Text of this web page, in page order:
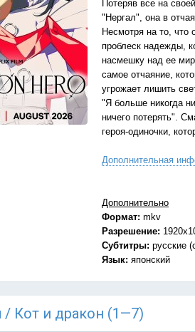
Потеряв все на
"Нергал", она в
Несмотря на то, что
проблеск надежды,
насмешку над ее
самое отчаяние,
угрожает лишить
"Я больше никогда
ничего потерять".
героя-одиночки,
Дополнительная
Дополнительно
Формат: mkv
Разрешение:
Субтитры: русские
Язык: японский
/ Кот и дракон (1—7)